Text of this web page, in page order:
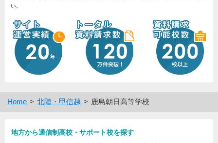
い。
Home 北陸・甲信越 鹿島朝日高等学校
地方から通信制高校・サポート校を探す